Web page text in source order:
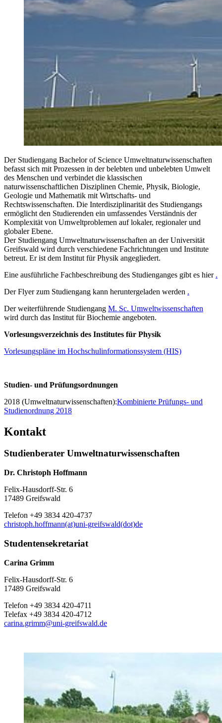
Der Studiengang Bachelor of Science Umweltnaturwissenschaften
befasst sich mit Prozessen in der belebten und unbelebten Umwelt
des Menschen und verbindet die klassischen
naturwissenschaftlichen Disziplinen Chemie, Physik, Biologie,
Geologie und Mathematik mit Wirtschafts- und
Rechtswissenschaften. Die Interdisziplinarität des Studiengangs
ermöglicht den Studierenden ein umfassendes Verständnis der
Komplexität von Umweltproblemen auf lokaler, regionaler und
globaler Ebene.
Der Studiengang Umweltnaturwissenschaften an der Universität
Greifswald wird durch verschiedene Fachrichtungen und Institute
betreut. Er ist dem Institut für Physik angegliedert.
Eine ausführliche Fachbeschreibung des Studienganges gibt es hier .
Der Flyer zum Studiengang kann heruntergeladen werden .
Der weiterführende Studiengang M. Sc. Umweltwissenschaften
wird durch das Institut für Biochemie angeboten.
Vorlesungsverzeichnis des Institutes für Physik
Vorlesungspläne im Hochschulinformationssystem (HIS)
Studien- und Prüfungsordnungen
2018 (Umweltnaturwissenschaften):Kombinierte Prüfungs- und
Studienordnung 2018
Kontakt
Studienberater Umweltnaturwissenschaften
Dr. Christoph Hoffmann
Felix-Hausdorff-Str. 6
17489 Greifswald
Telefon +49 3834 420-4737
christoph.hoffmann(at)uni-greifswald(dot)de
Studentensekretariat
Carina Grimm
Felix-Hausdorff-Str. 6
17489 Greifswald
Telefon +49 3834 420-4711
Telefax +49 3834 420-4712
carina.grimm@uni-greifswald.de